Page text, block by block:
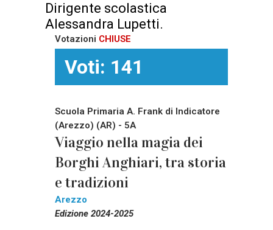
Dirigente scolastica
Alessandra Lupetti.
Votazioni CHIUSE
Voti: 141
Scuola Primaria A. Frank di Indicatore
(Arezzo) (AR) - 5A
Viaggio nella magia dei
Borghi Anghiari, tra storia
e tradizioni
Arezzo
Edizione 2024-2025